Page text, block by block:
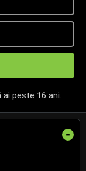
peste 16 ani.
-